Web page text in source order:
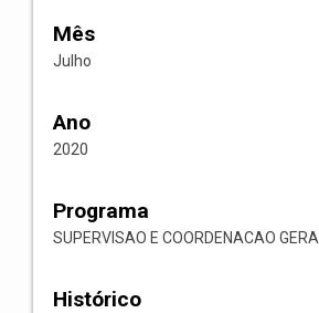
Mês
Julho
Ano
2020
Programa
SUPERVISAO E COORDENACAO GERAL
Histórico